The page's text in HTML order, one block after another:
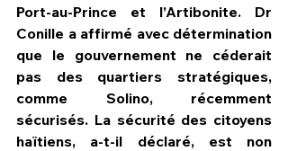
Port-au-Prince et l’Artibonite. Dr
Conille a affirmé avec détermination
que le gouvernement ne céderait
pas des quartiers stratégiques,
comme Solino, récemment
sécurisés. La sécurité des citoyens
haïtiens, a-t-il déclaré, est non